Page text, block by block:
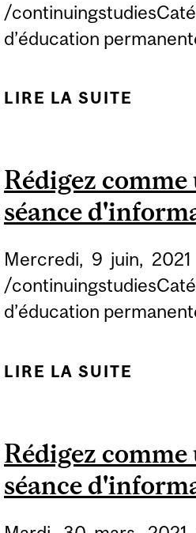
/
d’éducation
LIRE LA SUITE
Rédigez
séance
Mercredi, 9 juin, 2021
/
d’éducation
LIRE LA SUITE
Rédigez
séance